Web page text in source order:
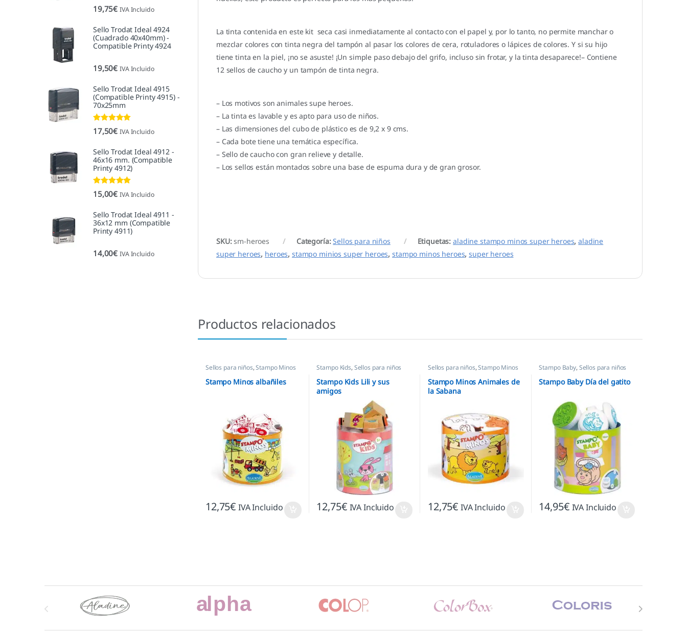
La tinta contenida en este kit seca casi inmediatamente al contacto con el papel y, por lo tanto, no permite manchar o
mezclar colores con tinta negra del tampón al pasar los colores de cera, rotuladores o lápices de colores. Y si su hijo
tiene tinta en la piel, ¡no se asuste! ¡Un simple paso debajo del grifo, incluso sin frotar, y la tinta desaparece!– Contiene
12 sellos de caucho y un tampón de tinta negra.
– Los motivos son animales supe heroes.
– La tinta es lavable y es apto para uso de niños.
– Las dimensiones del cubo de plástico es de 9,2 x 9 cms.
– Cada bote tiene una temática específica.
– Sello de caucho con gran relieve y detalle.
– Los sellos están montados sobre una base de espuma dura y de gran grosor.
SKU:sm-heroes Categoría:Sellos para niños Etiquetas:aladine stampo minos super heroes,aladine
super heroes, heroes, stampo minios super heroes,stampo minos heroes,super heroes
Productos relacionados
Sellos para niños,Stampo Minos
Stampo Minos albañiles
12,75€ IVA Incluido
Stampo Kids, Sellos para niños
Stampo Kids Lili y sus
amigos
12,75€ IVA Incluido
Sellos para niños,Stampo Minos
Stampo Minos Animales de
la Sabana
12,75€ IVA Incluido
Stampo Baby, Sellos para niños
Stampo Baby Día del gatito
14,95€ IVA Incluido
Valorado con
5.00de 5
19,75€ IVA Incluido
Sello Trodat Ideal 4924
(Cuadrado 40x40mm) -
Compatible Printy 4924
19,50€ IVA Incluido
Sello Trodat Ideal 4915
(Compatible Printy 4915) -
70x25mm
Valorado con
5.00de 5
17,50€ IVA Incluido
Sello Trodat Ideal 4912 -
46x16 mm. (Compatible
Printy 4912)
Valorado con
5.00de 5
15,00€ IVA Incluido
Sello Trodat Ideal 4911 -
36x12 mm (Compatible
Printy 4911)
14,00€ IVA Incluido
Marcas De Carrusel